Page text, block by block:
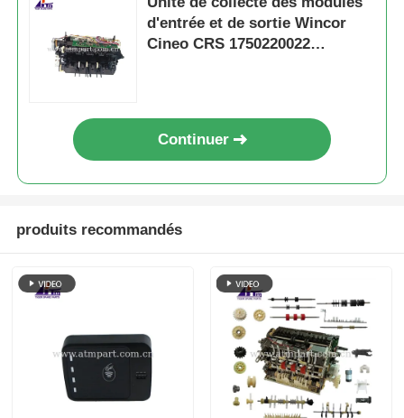
d'entrée et de sortie Wincor
Cineo CRS 1750220022
Continuer
produits recommandés